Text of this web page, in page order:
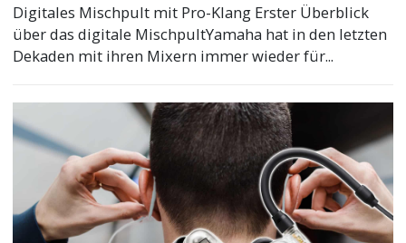
Digitales Mischpult mit Pro-Klang Erster Überblick
über das digitale MischpultYamaha hat in den letzten
Dekaden mit ihren Mixern immer wieder für...